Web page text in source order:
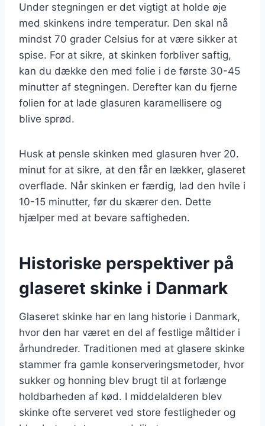
Under stegningen er det vigtigt at holde øje
med skinkens indre temperatur. Den skal nå
mindst 70 grader Celsius for at være sikker at
spise. For at sikre, at skinken forbliver saftig,
kan du dække den med folie i de første 30-45
minutter af stegningen. Derefter kan du fjerne
folien for at lade glasuren karamellisere og
blive sprød.
Husk at pensle skinken med glasuren hver 20.
minut for at sikre, at den får en lækker, glaseret
overflade. Når skinken er færdig, lad den hvile i
10-15 minutter, før du skærer den. Dette
hjælper med at bevare saftigheden.
Historiske perspektiver på
glaseret skinke i Danmark
Glaseret skinke har en lang historie i Danmark,
hvor den har været en del af festlige måltider i
århundreder. Traditionen med at glasere skinke
stammer fra gamle konserveringsmetoder, hvor
sukker og honning blev brugt til at forlænge
holdbarheden af kød. I middelalderen blev
skinke ofte serveret ved store festligheder og